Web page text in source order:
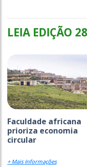
LEIA EDIÇÃO
Faculdade africana
prioriza economia
circular
+ Mais Informações